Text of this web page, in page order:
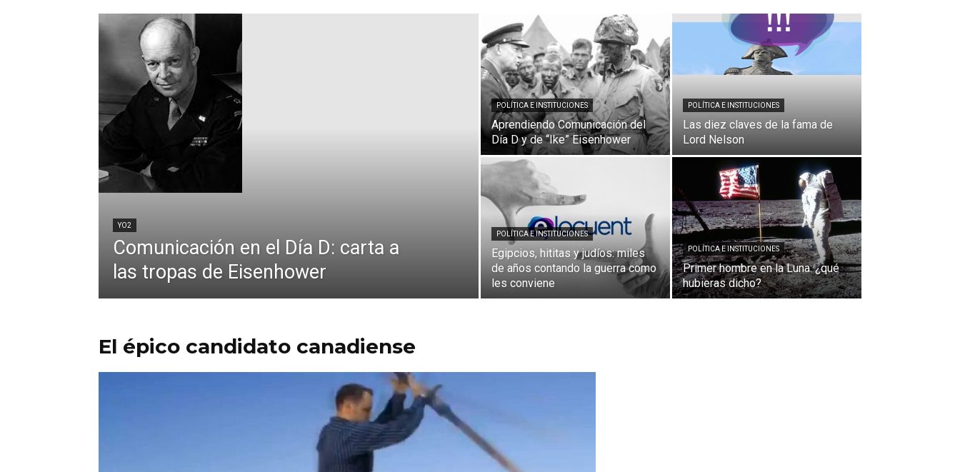
para
los
que
quieren
liderar
YO2
Comunicación en el Día D: carta a
las tropas de Eisenhower
POLÍTICA E INSTITUCIONES
Aprendiendo Comunicación del
Día D y de “Ike” Eisenhower
POLÍTICA E INSTITUCIONES
Las diez claves de la fama de
Lord Nelson
POLÍTICA E INSTITUCIONES
Egipcios, hititas y judíos: miles
de años contando la guerra como
les conviene
POLÍTICA E INSTITUCIONES
Primer hombre en la Luna: ¿qué
hubieras dicho?
El épico candidato canadiense